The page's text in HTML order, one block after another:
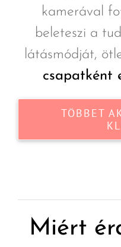
kamerával
beleteszi a
látásmódját,
csapatként
TÖBBET
Miért